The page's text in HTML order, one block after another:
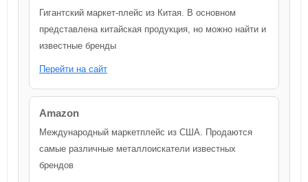
Гигантский маркет-плейс из Китая. В основном
представлена китайская продукция, но можно найти и
известные бренды
Перейти на сайт
Amazon
Международный маркетплейс из США. Продаются
самые различные металлоискатели известных
брендов